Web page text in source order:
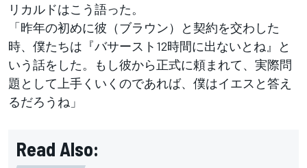
リカルドはこう語った。
「昨年の初めに彼（ブラウン）と契約を交わした
時、僕たちは『バサースト12時間に出ないとね』と
いう話をした。もし彼から正式に頼まれて、実際問
題として上手くいくのであれば、僕はイエスと答え
るだろうね」
Read Also: